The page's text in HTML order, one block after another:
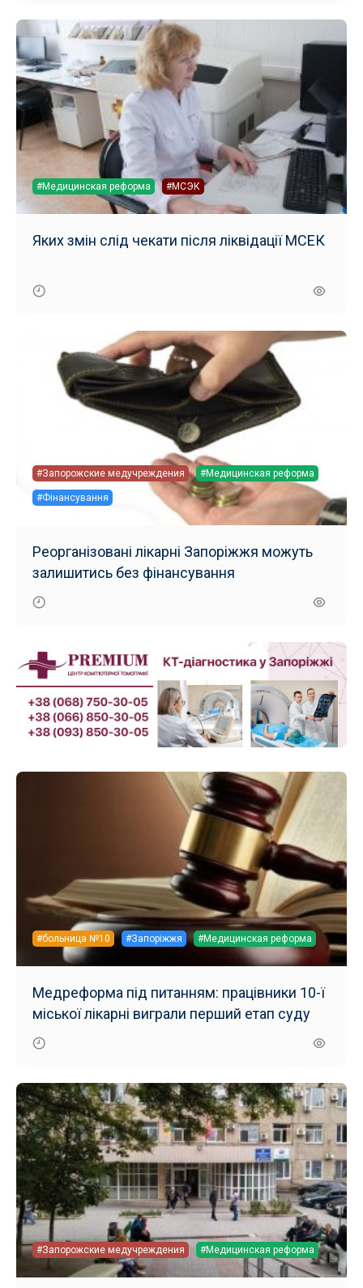
#Медицинская реформа #МСЭК
Яких змін слід чекати після ліквідації МСЕК
#Запорожские медучреждения #Медицинская реформа
#Фінансування
Реорганізовані лікарні Запоріжжя можуть
залишитись без фінансування
#больница №10 #Запоріжжя #Медицинская реформа
Медреформа під питанням: працівники 10-ї
міської лікарні виграли перший етап суду
#Запорожские медучреждения #Медицинская реформа